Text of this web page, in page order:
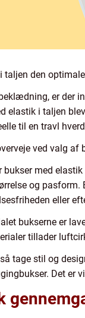
taljen den
er der
elastik i taljen
til en travl
ved valg af
bukser med
og
eller
bukserne er
tillader
tage stil og
Det er